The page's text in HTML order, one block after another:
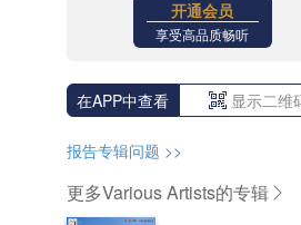
开通会员
享受高品质畅听
在APP中查看 显示二维
报告专辑问题 >>
更多Various Artists的专辑